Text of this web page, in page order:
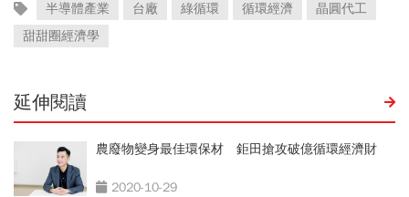
半導體產業 台廠 綠循環 循環經濟
晶圓代工
甜甜圈經濟學
延伸閱讀
農廢物變身最佳環保材 鉅田搶攻破億循環經濟財
2020-10-29